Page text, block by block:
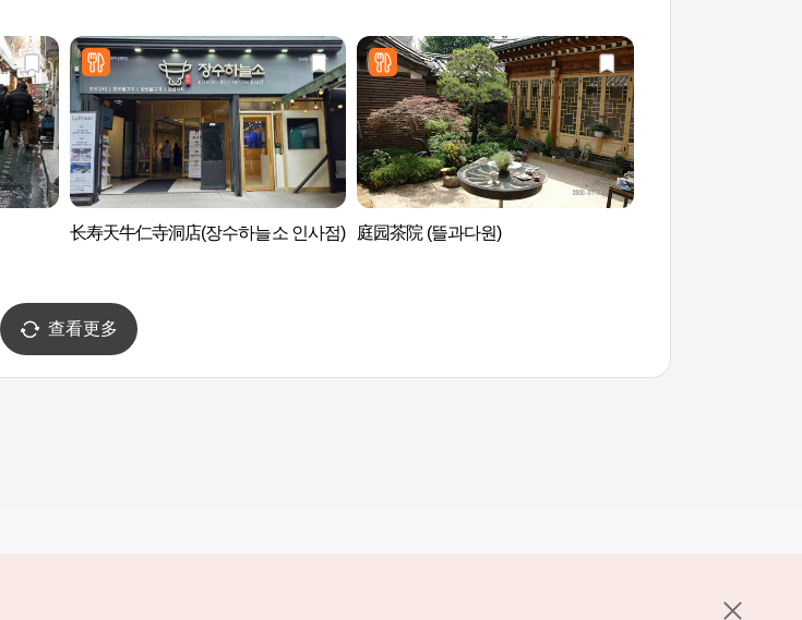
长寿天牛仁寺洞店(장수하늘소 인사점) 庭园茶院 (뜰과다원)
查看更多